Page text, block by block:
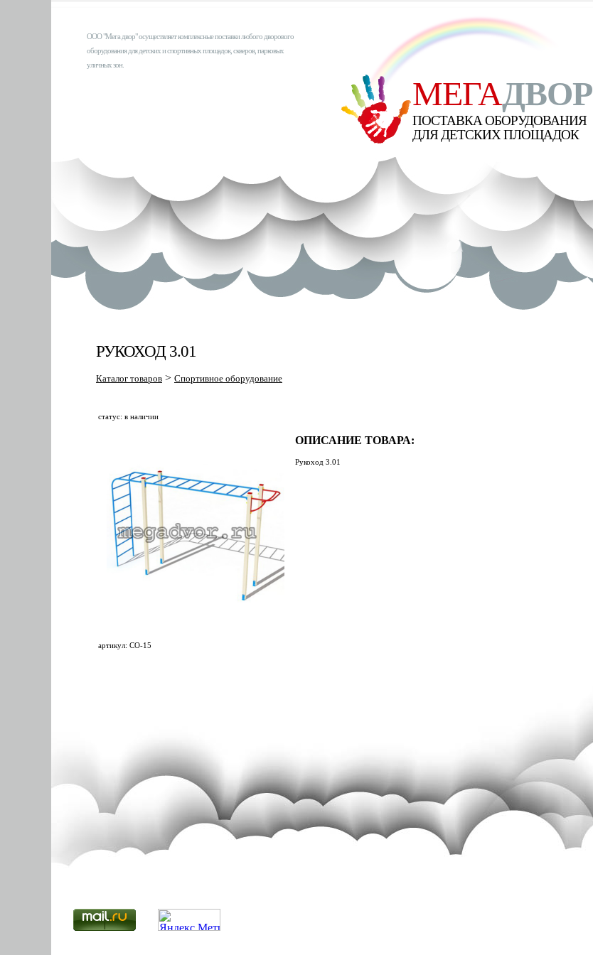
ООО "Мега двор" осуществляет комплексные поставки любого дворового
оборудования для детских и спортивных площадок, скверов, парковых
уличных зон.
МЕГАДВОР
ПОСТАВКА ОБОРУДОВАНИЯ
ДЛЯ ДЕТСКИХ ПЛОЩАДОК
РУКОХОД 3.01
Каталог товаров > Спортивное оборудование
статус: в наличии
ОПИСАНИЕ ТОВАРА:
Рукоход 3.01
артикул: СО-15